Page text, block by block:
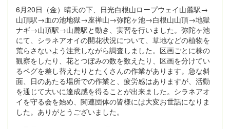
6月20日（金）晴天の下、日光白根山ロープウェイ山麓駅→
山頂駅→血の池地獄→座禅山→弥陀ヶ池→白根山山頂→地獄
ナギ→山頂駅→山麓駅と動き、実習を行いました。弥陀ヶ池
にて、シラネアオイの開花状況について、草地などの植物を
荒らさないよう注意しながら調査しました。区画ごとに株の
観察をしたり、花とつぼみの数を数えたり、区画を分けてい
るペグを差し替えたりとたくさんの作業があります。急な斜
面、日のあたる場所での作業と、疲労感はありますが、活動
を通じて大いに達成感を得ることが出来ました。シラネアオ
イを守る会を始め、関連団体の皆様には大変お世話になりま
した。ありがとうございました。